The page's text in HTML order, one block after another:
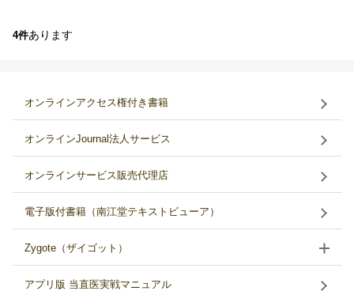
4件あります
オンラインアクセス権付き書籍
オンラインJournal法人サービス
オンラインサービス販売代理店
電子版付書籍（南江堂テキストビューア）
Zygote（ザイゴット）
アプリ版 当直医実戦マニュアル